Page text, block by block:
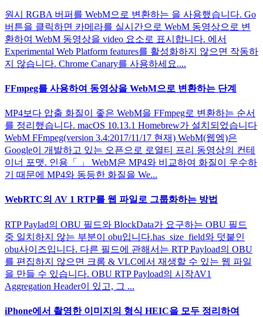
원시 RGBA 버퍼를 WebM으로 변환하는 을 사용했습니다. Go
버튼을 클릭하면 카메라를 실시간으로 WebM 동영상으로 변
환하여 WebM 동영상을 video 요소로 표시합니다. 에서
Experimental Web Platform features를 활성화하지 않으면 작동하
지 않습니다. Chrome Canary를 사용하세요....
FFmpeg를 사용하여 동영상을 WebM으로 변환하는 단계
MP4보다 압출 화질이 좋은 WebM을 FFmpeg로 변환하는 순서
를 정리했습니다. macOS 10.13.1 Homebrew가 설치되었습니다
WebM FFmpeg(version 3.4:2017/11/17 현재) WebM(웹엠)은
Google이 개발하고 있는 오픈으로 로열티 프리 동영상의 컨테
이너 포맷. 인용「 」 WebM은 MP4와 비교하여 화질이 우수하
기 때문에 MP4와 동등한 화질을 We...
WebRTC의 AV 1 RTP를 웹 파일로 그룹화하는 방법
RTP Paylad의 OBU 필드와 BlockData가 요구하는 OBU 필드
중 일치하지 않는 부분이 obu입니다.has_size_field와 덧붙인
obu사이즈입니다. 다른 필드에 관해서는 RTP Payload의 OBU
를 편집하지 않으면 크롬 & VLC에서 재생할 수 있는 웹 파일
을 만들 수 있습니다. OBU RTP Payload의 시작AV1
Aggregation Header이 있고, 그 ...
iPhone에서 촬영한 이미지의 형식 HEIC을 모두 정리하여